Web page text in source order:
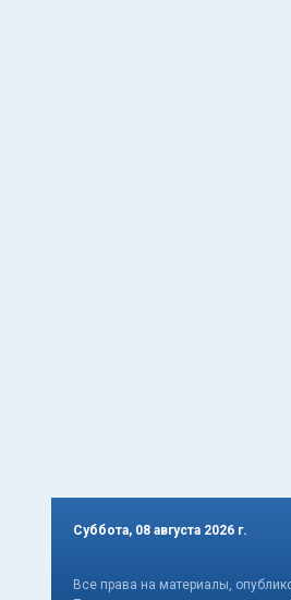
Суббота, 08 августа 2026 г.
Все права на материалы,